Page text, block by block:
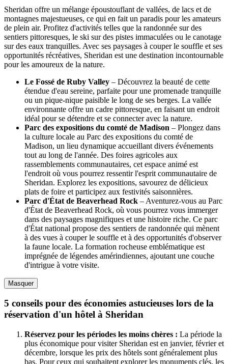
Sheridan offre un mélange époustouflant de vallées, de lacs et de
montagnes majestueuses, ce qui en fait un paradis pour les amateurs
de plein air. Profitez d'activités telles que la randonnée sur des
sentiers pittoresques, le ski sur des pistes immaculées ou le canotage
sur des eaux tranquilles. Avec ses paysages à couper le souffle et ses
opportunités récréatives, Sheridan est une destination incontournable
pour les amoureux de la nature.
Le Fossé de Ruby Valley – Découvrez la beauté de cette
étendue d'eau sereine, parfaite pour une promenade tranquille
ou un pique-nique paisible le long de ses berges. La vallée
environnante offre un cadre pittoresque, en faisant un endroit
idéal pour se détendre et se connecter avec la nature.
Parc des expositions du comté de Madison – Plongez dans
la culture locale au Parc des expositions du comté de
Madison, un lieu dynamique accueillant divers événements
tout au long de l'année. Des foires agricoles aux
rassemblements communautaires, cet espace animé est
l'endroit où vous pourrez ressentir l'esprit communautaire de
Sheridan. Explorez les expositions, savourez de délicieux
plats de foire et participez aux festivités saisonnières.
Parc d'État de Beaverhead Rock – Aventurez-vous au Parc
d'État de Beaverhead Rock, où vous pourrez vous immerger
dans des paysages magnifiques et une histoire riche. Ce parc
d'État national propose des sentiers de randonnée qui mènent
à des vues à couper le souffle et à des opportunités d'observer
la faune locale. La formation rocheuse emblématique est
imprégnée de légendes amérindiennes, ajoutant une couche
d'intrigue à votre visite.
Masquer
5 conseils pour des économies astucieuses lors de la
réservation d'un hôtel à Sheridan
Réservez pour les périodes les moins chères : La période la
plus économique pour visiter Sheridan est en janvier, février et
décembre, lorsque les prix des hôtels sont généralement plus
bas. Pour ceux qui souhaitent explorer les monuments clés, les